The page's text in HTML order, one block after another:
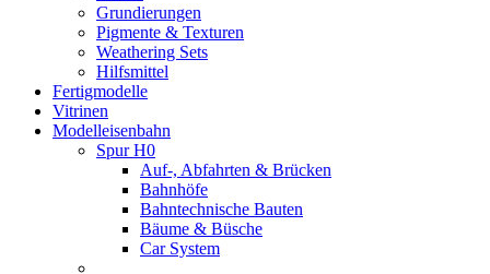
Grundierungen
Pigmente & Texturen
Weathering Sets
Hilfsmittel
Fertigmodelle
Vitrinen
Modelleisenbahn
Spur H0
Auf-, Abfahrten & Brücken
Bahnhöfe
Bahntechnische Bauten
Bäume & Büsche
Car System